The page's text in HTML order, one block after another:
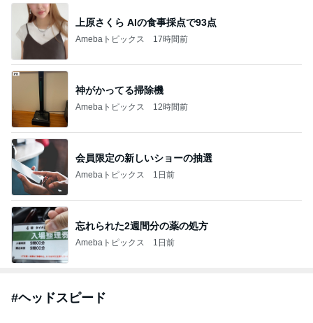
上原さくら AIの食事採点で93点
Amebaトピックス 17時間前
神がかってる掃除機
Amebaトピックス 12時間前
会員限定の新しいショーの抽選
Amebaトピックス 1日前
忘れられた2週間分の薬の処方
Amebaトピックス 1日前
#ヘッドスピード